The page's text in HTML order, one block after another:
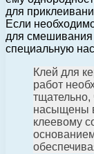
для
Если
для смешивания
специальную
Клей для
работ
насыщены
клеевому